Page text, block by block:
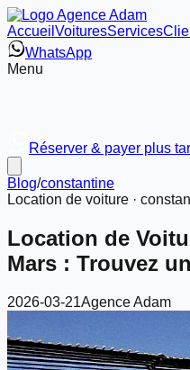
Accueil VoituresServices
WhatsApp
Menu
Réserver & payer plus
Blog/constantine
Location de voiture ·
Location de
Mars : Trouvez
2026-03-21Agence Adam